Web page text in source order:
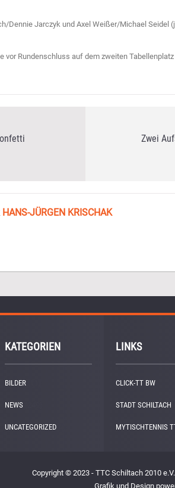
Dennie Jarczyk und Axel Weißer/Michael Seidel
vor Rundenschluss auf dem zweiten
Zwei
HANS-JÜRGEN KRISCHAK
KATEGORIEN
BILDER
NEWS
UNCATEGORIZED
LINKS
CLICK-TT BW
STADT SCHILTACH
MYTISCHTENNIS
Copyright © 2023 - TTC Schiltach 2010
Grafik und Design